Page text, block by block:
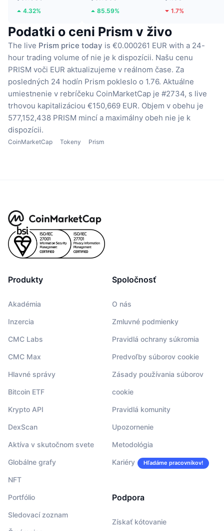
4.32% 85.59% 1.7%
Podatki o ceni Prism v živo
The live Prism price today is €0.000261 EUR with a 24-
hour trading volume of nie je k dispozícii. Našu cenu
PRISM voči EUR aktualizujeme v reálnom čase. Za
posledných 24 hodín Prism pokleslo o 1.76. Aktuálne
umiestnenie v rebríčeku CoinMarketCap je #2734, s live
trhovou kapitalizáciou €150,669 EUR. Objem v obehu je
577,152,438 PRISM mincí a maximálny obeh nie je k
dispozícii.
CoinMarketCap Tokeny Prism
Produkty
Akadémia
Inzercia
CMC Labs
CMC Max
Hlavné správy
Bitcoin ETF
Krypto API
DexScan
Aktíva v skutočnom svete
Globálne grafy
NFT
Portfólio
Sledovací zoznam
Spoločnosť
O nás
Zmluvné podmienky
Pravidlá ochrany súkromia
Predvoľby súborov cookie
Zásady používania súborov
cookie
Pravidlá komunity
Upozornenie
Metodológia
Kariéry Hľadáme pracovníkov!
Podpora
Získať kótovanie